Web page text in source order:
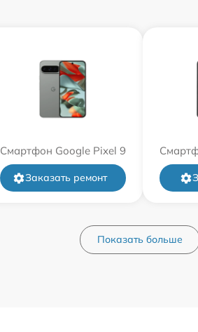
Смартфон Google Pixel 9
Заказать ремонт
Показать больше